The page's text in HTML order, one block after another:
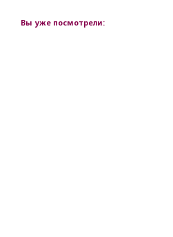
Вы уже посмотрели: